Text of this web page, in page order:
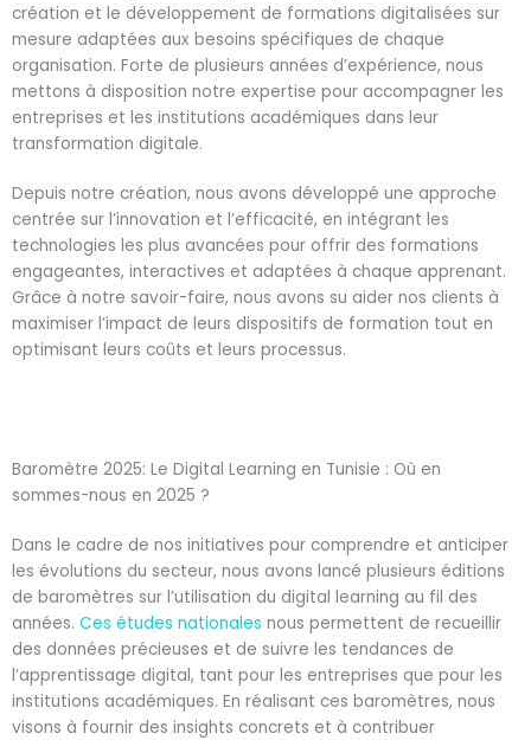
création et le développement de formations digitalisées sur
mesure adaptées aux besoins spécifiques de chaque
organisation. Forte de plusieurs années d’expérience, nous
mettons à disposition notre expertise pour accompagner les
entreprises et les institutions académiques dans leur
transformation digitale.
Depuis notre création, nous avons développé une approche
centrée sur l’innovation et l’efficacité, en intégrant les
technologies les plus avancées pour offrir des formations
engageantes, interactives et adaptées à chaque apprenant.
Grâce à notre savoir-faire, nous avons su aider nos clients à
maximiser l’impact de leurs dispositifs de formation tout en
optimisant leurs coûts et leurs processus.
Baromètre 2025: Le Digital Learning en Tunisie : Où en
sommes-nous en 2025 ?
Dans le cadre de nos initiatives pour comprendre et anticiper
les évolutions du secteur, nous avons lancé plusieurs éditions
de baromètres sur l’utilisation du digital learning au fil des
années. Ces études nationales nous permettent de recueillir
des données précieuses et de suivre les tendances de
l’apprentissage digital, tant pour les entreprises que pour les
institutions académiques. En réalisant ces baromètres, nous
visons à fournir des insights concrets et à contribuer